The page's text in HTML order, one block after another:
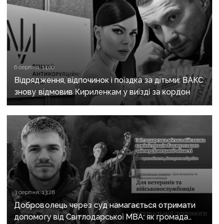
6 серпня, 14:00
Відрядження, відпочинок і поїздка за дітьми: ВАКС
знову відмовив Кириленкам у виїзді за кордон
3 серпня, 13:28
Доброволець через суд намагається отримати
допомогу від Світлодарської МВА: як громада